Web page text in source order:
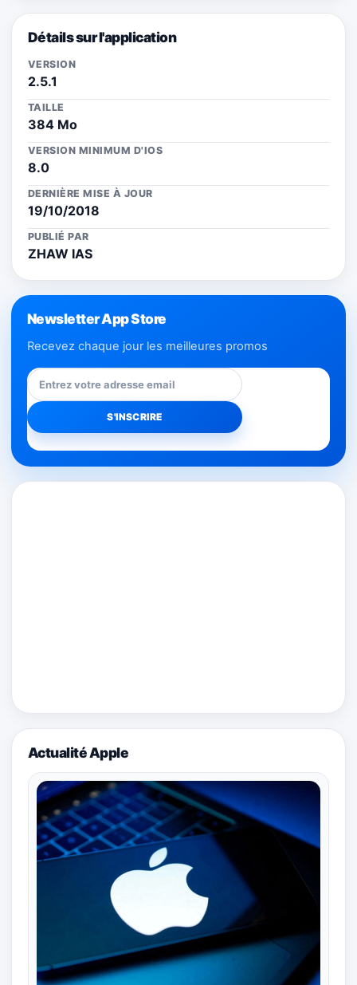
Détails sur l'application
VERSION
2.5.1
TAILLE
384 Mo
VERSION MINIMUM D'IOS
8.0
DERNIÈRE MISE À JOUR
19/10/2018
PUBLIÉ PAR
ZHAW IAS
Newsletter App Store
Recevez chaque jour les meilleures promos
Actualité Apple